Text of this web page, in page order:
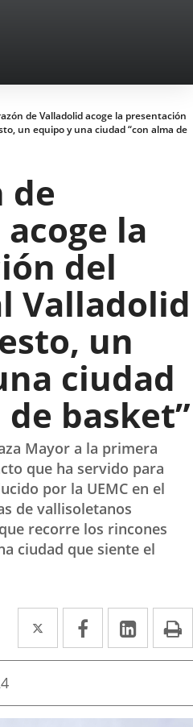
de Valladolid acoge la presentación
un equipo y una ciudad “con alma de
de
la
del
Valladolid
un
ciudad
basket”
Mayor a la primera
que ha servido para
por la UEMC en el
de vallisoletanos
recorre los rincones
ciudad que siente el
Twitter
Enlace
a
aplicación
Facebook
Enlace
a
aplicación
Enlace
a